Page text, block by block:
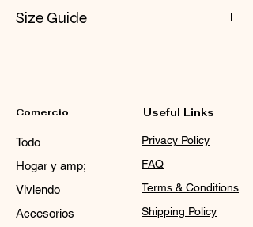
Size Guide
Comercio
Todo
Hogar y amp;
Viviendo
Accesorios
Useful Links
Privacy Policy
FAQ
Terms & Conditions
Shipping Policy